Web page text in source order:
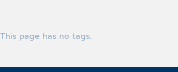
This page has no tags.